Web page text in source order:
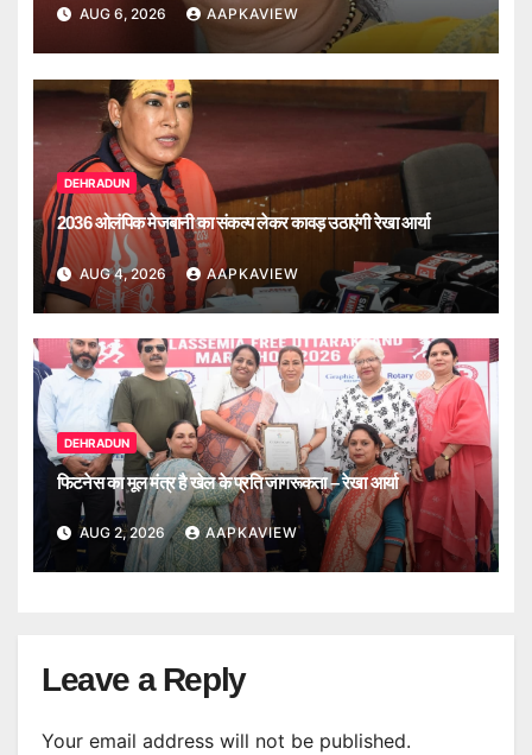
AUG 6, 2026 AAPKAVIEW
DEHRADUN
2036 ओलंपिक मेजबानी का संकल्प लेकर कावड़ उठाएंगी रेखा आर्या
AUG 4, 2026 AAPKAVIEW
DEHRADUN
फिटनेस का मूल मंत्र है खेल के प्रति जागरूकता – रेखा आर्या
AUG 2, 2026 AAPKAVIEW
Leave a Reply
Your email address will not be published.